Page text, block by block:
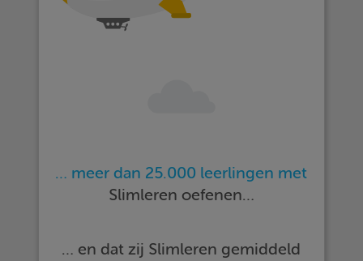
… meer dan 25.000 leerlingen met
Slimleren oefenen…
… en dat zij Slimleren gemiddeld